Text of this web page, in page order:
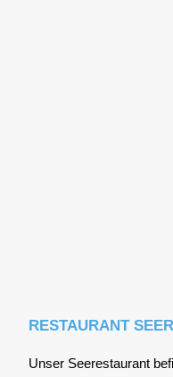
RESTAURANT
Unser See­re­stau­rant